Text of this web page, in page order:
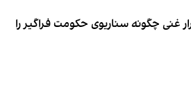
غنی چگونه سناریوی حکومت فراگیر را